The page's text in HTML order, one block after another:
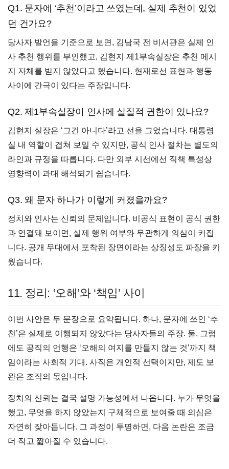
Q1. 문자에 ‘추천’이라고 쓰였는데, 실제 추천이 있었
던 건가요?
당사자 발언을 기준으로 보면, 김남국 전 비서관은 실제 인
사 추천 행위를 부인했고, 김현지 제1부속실장은 추천 메시
지 자체를 받지 않았다고 했습니다. 현재로선 표현과 행동
사이에 간극이 있다는 주장입니다.
Q2. 제1부속실장이 인사에 실질적 권한이 있나요?
김현지 실장은 ‘그건 아니다’라고 선을 그었습니다. 대통령
실 내 역할이 겹쳐 보일 수 있지만, 공식 인사 절차는 별도의
라인과 규정을 따릅니다. 다만 외부 시선에선 직책 특성상
영향력이 과대 해석되기 쉽습니다.
Q3. 왜 문자 하나가 이렇게 커졌을까요?
정치와 인사는 신뢰의 문제입니다. 비공식 표현이 공식 권한
과 연결돼 보이면, 실제 행위 여부와 무관하게 의심이 커집
니다. 공개 무대에서 포착된 장면이라는 상징성도 파장을 키
웠습니다.
11. 정리: ‘오해’와 ‘책임’ 사이
이번 사안은 두 문장으로 요약됩니다. 하나, 문자에 쓰인 ‘추
천’은 실제로 이행되지 않았다는 당사자들의 주장. 둘, 그럼
에도 공직의 언행은 ‘오해의 여지를 만들지 않는 것’까지 책
임이라는 사회적 기대. 사직은 개인적 선택이지만, 제도 보
완은 조직의 몫입니다.
정치의 신뢰는 결국 설명 가능성에서 나옵니다. 누가 무엇을
했고, 무엇을 하지 않았는지 구체적으로 보여줄 때 의심은
자연히 잦아듭니다. 그 과정이 투명하면, 다음 논란은 조금
더 작고 짧아질 수 있습니다.